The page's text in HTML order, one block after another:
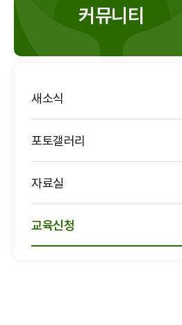
커뮤니티
새소식
포토갤러리
자료실
교육신청